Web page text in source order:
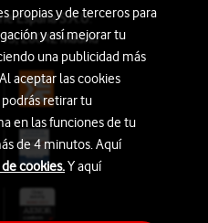
España S.A.U.
28042 Madrid
propias y de terceros para
y así mejorar tu
una publicidad más
aceptar las cookies
retirar tu
en las funciones de tu
de 4 minutos. Aquí
cookies.Y aquí